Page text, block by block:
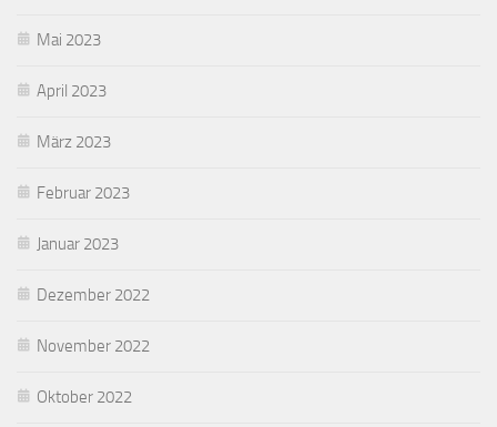
Mai 2023
April 2023
März 2023
Februar 2023
Januar 2023
Dezember 2022
November 2022
Oktober 2022